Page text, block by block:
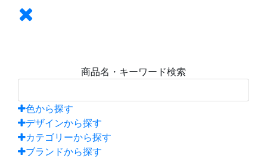
商品名・キーワード検索
色から探す
デザインから探す
カテゴリーから探す
ブランドから探す